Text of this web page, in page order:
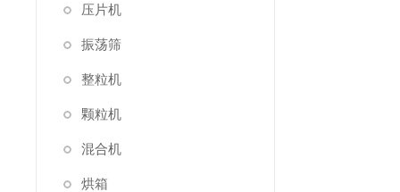
压片机
振荡筛
整粒机
颗粒机
混合机
烘箱